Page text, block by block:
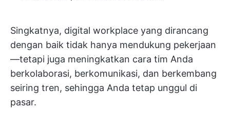
Singkatnya, digital workplace yang dirancang
dengan baik tidak hanya mendukung pekerjaan
—tetapi juga meningkatkan cara tim Anda
berkolaborasi, berkomunikasi, dan berkembang
seiring tren, sehingga Anda tetap unggul di
pasar.